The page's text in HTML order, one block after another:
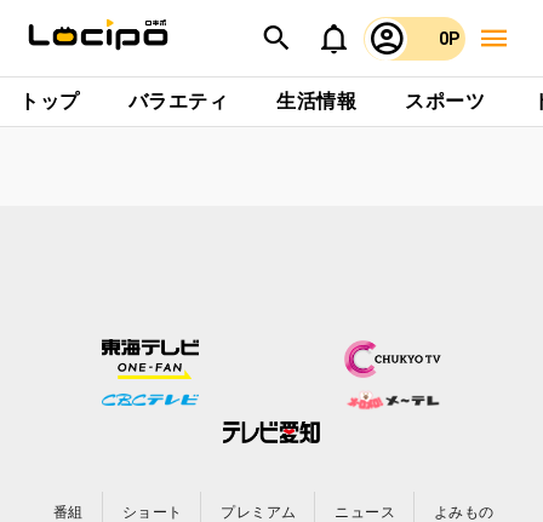
0P
トップ バラエティ 生活情報 スポーツ
番組 ショート プレミアム ニュース よみもの